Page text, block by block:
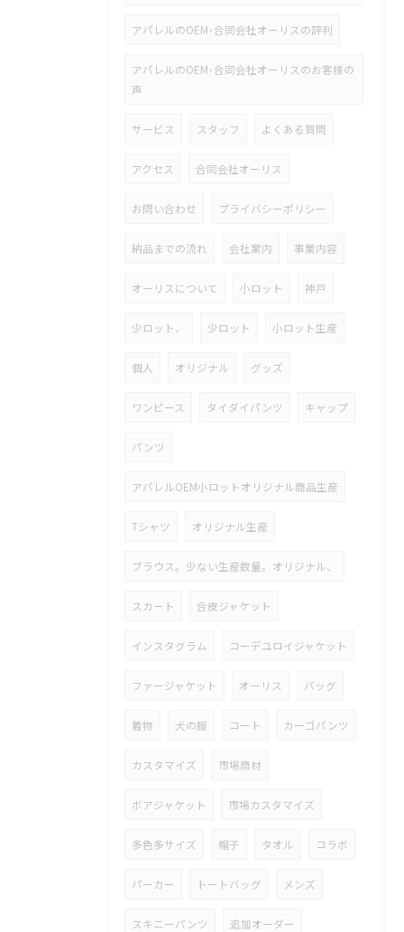
アパレルのOEM･合同会社オーリスの評判
アパレルのOEM･合同会社オーリスのお客様の
声
サービス スタッフ よくある質問
アクセス 合同会社オーリス
お問い合わせ プライバシーポリシー
納品までの流れ 会社案内 事業内容
オーリスについて 小ロット 神戸
少ロット、 少ロット 小ロット生産
個人 オリジナル グッズ
ワンピース タイダイパンツ キャップ
パンツ
アパレルOEM小ロットオリジナル商品生産
Tシャツ オリジナル生産
ブラウス。少ない生産数量。オリジナル、
スカート 合皮ジャケット
インスタグラム コーデユロイジャケット
ファージャケット オーリス バッグ
着物 犬の服 コート カーゴパンツ
カスタマイズ 市場商材
ボアジャケット 市場カスタマイズ
多色多サイズ 帽子 タオル コラボ
パーカー トートバッグ メンズ
スキニーパンツ 追加オーダー